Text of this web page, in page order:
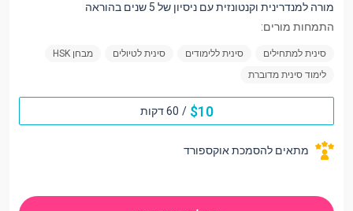
מורה למנדרינית וקנטונזית עם ניסיון של 5 שנים בהוראה
התמחות מורים:
סינית למתחילים סינית ללימודים סינית לטיולים
מבחן HSK
לימוד סינית מדוברת
10
$
/ 60 דקות
מתאים להסמכת אוקספורד